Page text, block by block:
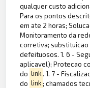
qualquer custo
Para os pontos
em ate 2 horas;
Monitoramento da
corretiva;
defeituosos. 1. 6 -
aplicavel); Protecao
do link. 1. 7 -
do link; chamados